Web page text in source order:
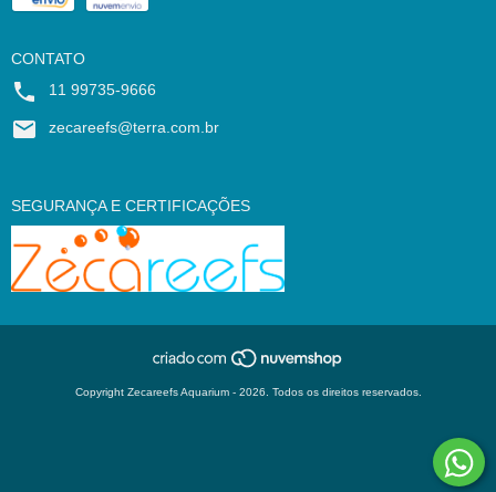
CONTATO
11 99735-9666
zecareefs@terra.com.br
SEGURANÇA E CERTIFICAÇÕES
Copyright Zecareefs Aquarium - 2026. Todos os direitos reservados.